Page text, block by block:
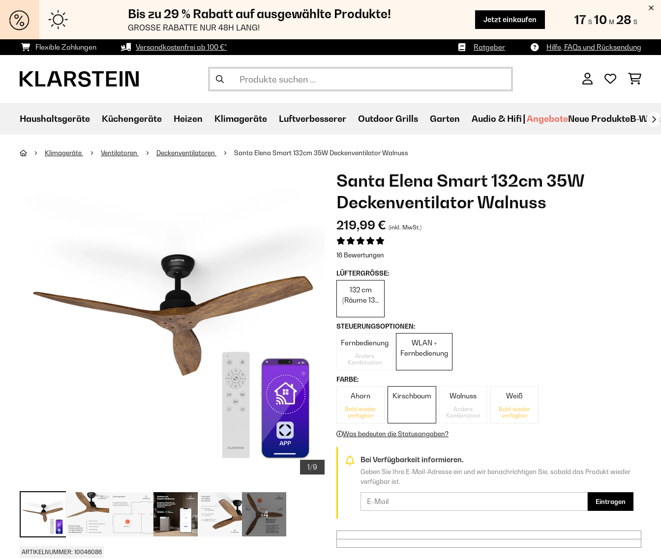
Bis zu 29 % Rabatt auf ausgewählte Produkte!
GROSSE RABATTE NUR 48H LANG!
Jetzt einkaufen 17 S 10 M 26 S
Flexible Zahlungen Versandkostenfrei ab 100 €* Ratgeber Hilfe, FAQs und Rücksendung
Haushaltsgeräte Küchengeräte Heizen Klimageräte Luftverbesserer Outdoor Grills Garten Audio & Hifi AngeboteNeue ProdukteB-
Klimageräte Ventilatoren Deckenventilatoren Santa Elena Smart 132cm 35W Deckenventilator Walnuss
1/9
+4
ARTIKELNUMMER: 10046086
Santa Elena Smart 132cm 35W
Deckenventilator Walnuss
219,99 € (inkl. MwSt.)
16 Bewertungen
LÜFTERGRÖSSE:
132 cm
(Räume 13–
STEUERUNGSOPTIONEN:
Fernbedienung
Andere
Kombination
WLAN +
Fernbedienung
FARBE:
Ahorn
Bald wieder
verfügbar
Kirschbaum Walnuss
Andere
Kombination
Weiß
Bald wieder
verfügbar
Was bedeuten die Statusangaben?
Bei Verfügbarkeit informieren.
Geben Sie Ihre E-Mail-Adresse ein und wir benachrichtigen Sie, sobald das Produkt wieder
verfügbar ist.
Eintragen